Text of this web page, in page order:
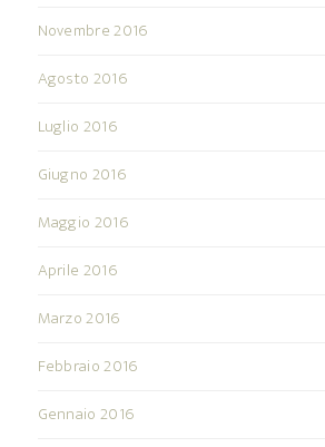
Novembre 2016
Agosto 2016
Luglio 2016
Giugno 2016
Maggio 2016
Aprile 2016
Marzo 2016
Febbraio 2016
Gennaio 2016